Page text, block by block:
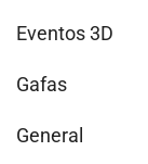
Eventos 3D
Gafas
General